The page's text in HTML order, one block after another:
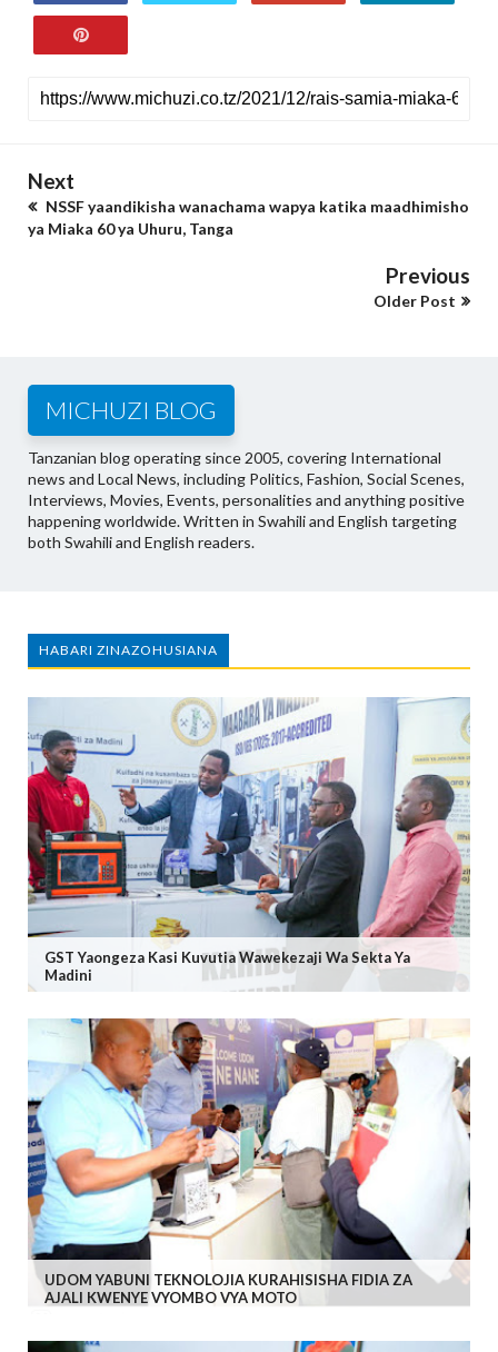
Next
NSSF yaandikisha wanachama wapya katika maadhimisho
ya Miaka 60 ya Uhuru, Tanga
Previous
Older Post
MICHUZI BLOG
Tanzanian blog operating since 2005, covering International
news and Local News, including Politics, Fashion, Social Scenes,
Interviews, Movies, Events, personalities and anything positive
happening worldwide. Written in Swahili and English targeting
both Swahili and English readers.
HABARI ZINAZOHUSIANA
GST Yaongeza Kasi Kuvutia Wawekezaji Wa Sekta Ya
Madini
UDOM YABUNI TEKNOLOJIA KURAHISISHA FIDIA ZA
AJALI KWENYE VYOMBO VYA MOTO